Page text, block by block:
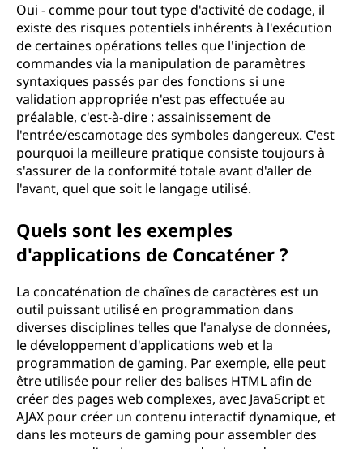
Oui - comme pour tout type d'activité de codage, il
existe des risques potentiels inhérents à l'exécution
de certaines opérations telles que l'injection de
commandes via la manipulation de paramètres
syntaxiques passés par des fonctions si une
validation appropriée n'est pas effectuée au
préalable, c'est-à-dire : assainissement de
l'entrée/escamotage des symboles dangereux. C'est
pourquoi la meilleure pratique consiste toujours à
s'assurer de la conformité totale avant d'aller de
l'avant, quel que soit le langage utilisé.
Quels sont les exemples
d'applications de Concaténer ?
La concaténation de chaînes de caractères est un
outil puissant utilisé en programmation dans
diverses disciplines telles que l'analyse de données,
le développement d'applications web et la
programmation de gaming. Par exemple, elle peut
être utilisée pour relier des balises HTML afin de
créer des pages web complexes, avec JavaScript et
AJAX pour créer un contenu interactif dynamique, et
dans les moteurs de gaming pour assembler des